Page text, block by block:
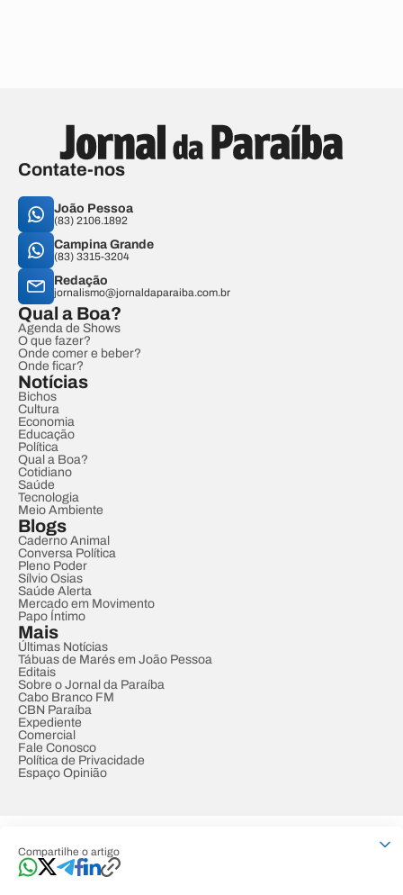
Compartilhe o artigo
Contate-nos
João Pessoa
(83) 2106.1892
Campina Grande
(83) 3315-3204
Redação
jornalismo@jornaldaparaiba.com.br
Qual a Boa?
Agenda de Shows
O que fazer?
Onde comer e beber?
Onde ficar?
Notícias
Bichos
Cultura
Economia
Educação
Política
Qual a Boa?
Cotidiano
Saúde
Tecnologia
Meio Ambiente
Blogs
Caderno Animal
Conversa Política
Pleno Poder
Sílvio Osias
Saúde Alerta
Mercado em Movimento
Papo Íntimo
Mais
Últimas Notícias
Tábuas de Marés em João Pessoa
Editais
Sobre o Jornal da Paraíba
Cabo Branco FM
CBN Paraíba
Expediente
Comercial
Fale Conosco
Política de Privacidade
Espaço Opinião
Developed by Designed by